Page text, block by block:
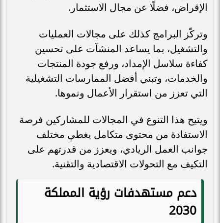
الإقراض، فضلًا عن مجال الاستثمار.
وتركّز البرامج كذلك على مجالات العمليات
والتشغيل، بما يساعد المنشآت على تحسين
كفاءة سلاسل الإمداد، ورفع جودة المنتجات
والخدمات، وتبني أفضل الممارسات التشغيلية
التي تعزز من استقرار الأعمال ونموها.
ويتيح هذا التنوع في المجالات للمشاركين فرصة
الاستفادة من محتوى متكامل يغطي مختلف
جوانب العمل الريادي، ويعزز من قدرتهم على
التكيف مع التحولات الاقتصادية والتقنية.
دعم مستهدفات رؤية المملكة
2030